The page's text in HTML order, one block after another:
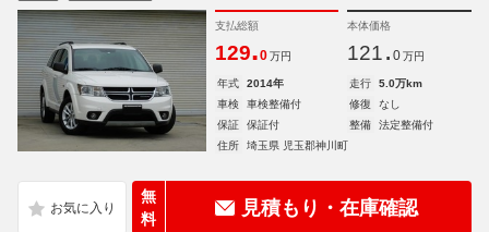
支払総額
129.0 万円
本体価格
121. 0 万円
年式 2014年 走行
5.0万km
車検
車検整備付 修復
なし
保証
保証付 整備
法定整備付
住所
埼玉県 児玉郡神川町
無
料
見積もり・在庫確認